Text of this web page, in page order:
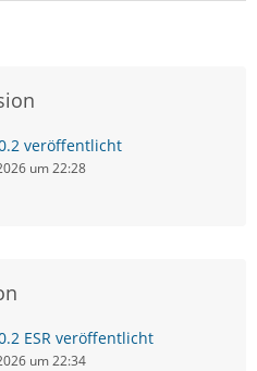
veröffentlicht
um 22:28
ESR veröffentlicht
um 22:34